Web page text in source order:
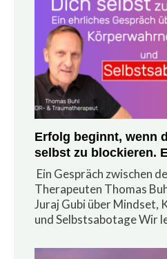
Erfolg beginnt, wenn
selbst zu blockieren.
Ein Gespräch zwischen
Therapeuten Thomas
Juraj Gubi über Mindset,
und Selbstsabotage Wir